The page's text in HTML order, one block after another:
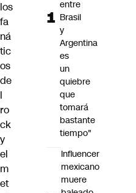
los
fa
ná
tic
os
de
l
ro
ck
y
el
m
et
entre
Brasil
y
Argentina
es
un
quiebre
que
tomará
bastante
tiempo"
Influencer
mexicano
muere